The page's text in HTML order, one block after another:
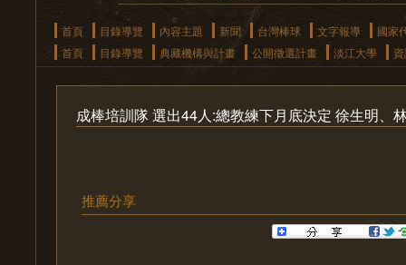
首頁 目錄導覽 內容主題 新聞 台灣棒球 文字報導
國家
首頁
目錄導覽 典藏機構與計畫 公開徵選計畫 淡江大學
成棒培訓隊 選出44人:總教練下月底決定 徐生明、
推薦分享